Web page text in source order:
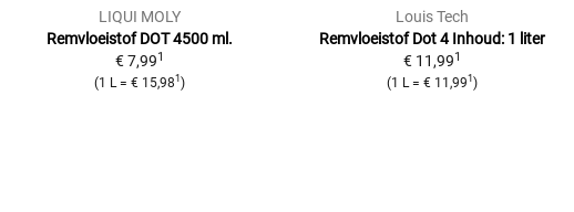
LIQUI MOLY
Remvloeistof DOT 4500 ml.
€ 7,991
(1 L= € 15,981 )
Louis Tech
Remvloeistof Dot 4 Inhoud: 1 liter
€ 11,991
(1 L= € 11,991 )